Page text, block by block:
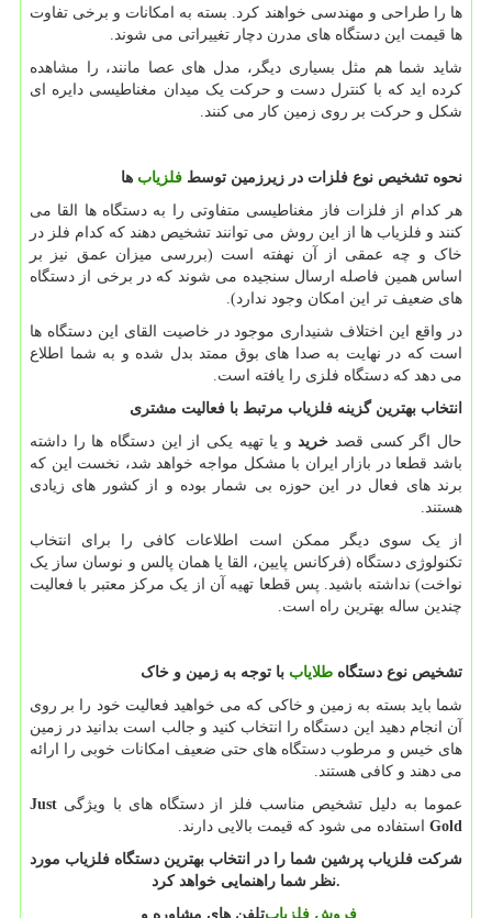
ها را طراحی و مهندسی خواهند کرد. بسته به امکانات و برخی تفاوت
ها قیمت این دستگاه های مدرن دچار تغییراتی می شوند.
شاید شما هم مثل بسیاری دیگر، مدل های عصا مانند، را مشاهده
کرده اید که با کنترل دست و حرکت یک میدان مغناطیسی دایره ای
شکل و حرکت بر روی زمین کار می کنند.
نحوه تشخیص نوع فلزات در زیرزمین توسط فلزیاب ها
هر کدام از فلزات فاز مغناطیسی متفاوتی را به دستگاه ها القا می
کنند و فلزیاب ها از این روش می توانند تشخیص دهند که کدام فلز در
خاک و چه عمقی از آن نهفته است (بررسی میزان عمق نیز بر
اساس همین فاصله ارسال سنجیده می شوند که در برخی از دستگاه
های ضعیف تر این امکان وجود ندارد).
در واقع این اختلاف شنیداری موجود در خاصیت القای این دستگاه ها
است که در نهایت به صدا های بوق ممتد بدل شده و به شما اطلاع
می دهد که دستگاه فلزی را یافته است.
انتخاب بهترین گزینه فلزیاب مرتبط با فعالیت مشتری
حال اگر کسی قصد خریدو یا تهیه یکی از این دستگاه ها را داشته
باشد قطعا در بازار ایران با مشکل مواجه خواهد شد، نخست این که
برند های فعال در این حوزه بی شمار بوده و از کشور های زیادی
هستند.
از یک سوی دیگر ممکن است اطلاعات کافی را برای انتخاب
تکنولوژی دستگاه (فرکانس پایین، القا یا همان پالس و نوسان ساز یک
نواخت) نداشته باشید. پس قطعا تهیه آن از یک مرکز معتبر با فعالیت
چندین ساله بهترین راه است.
تشخیص نوع دستگاه طلایاب با توجه به زمین و خاک
شما باید بسته به زمین و خاکی که می خواهید فعالیت خود را بر روی
آن انجام دهید این دستگاه را انتخاب کنید و جالب است بدانید در زمین
های خیس و مرطوب دستگاه های حتی ضعیف امکانات خوبی را ارائه
می دهند و کافی هستند.
عموما به دلیل تشخیص مناسب فلز از دستگاه های با ویژگی Just
Gold استفاده می شود که قیمت بالایی دارند.
شرکت فلزیاب پرشین شما را در انتخاب بهترین دستگاه فلزیاب مورد
نظر شما راهنمایی خواهد کرد.
تلفن های مشاوره وفروش فلزیاب